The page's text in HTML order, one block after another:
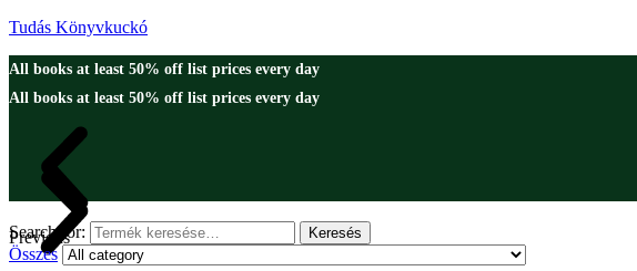
Tudás Könyvkuckó
All books at least 50% off list prices every day
All books at least 50% off list prices every day
Previous
Search for: Keresés
Összes